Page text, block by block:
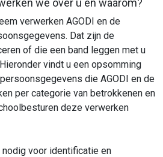
we over u en waarom?
verwerken AGODI en de
Dat zijn de
of die een band leggen met u
vindt u een opsomming
die AGODI en de
per categorie van betrokkenen en
deze verwerken
voor identificatie en